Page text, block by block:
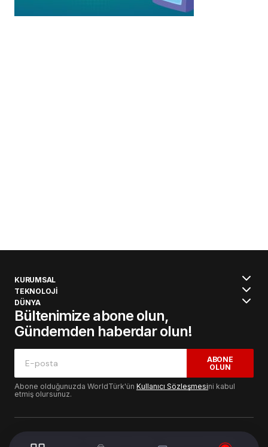
KURUMSAL
TEKNOLOJİ
DÜNYA
Bültenimize abone olun,
Gündemden haberdar olun!
ABONE
OLUN
Abone olduğunuzda WorldTürk'ün Kullanıcı Sözleşmesini kabul
etmiş olursunuz.
© 2024 WorldTurk. Tüm Hakları Saklıdır. - Tasarım & Geliştirme :